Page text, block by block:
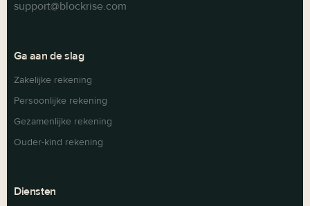
support@blockrise.com
Ga aan de slag
Zakelijke rekening
Persoonlijke rekening
Gezamenlijke rekening
Ouder-kind rekening
Diensten